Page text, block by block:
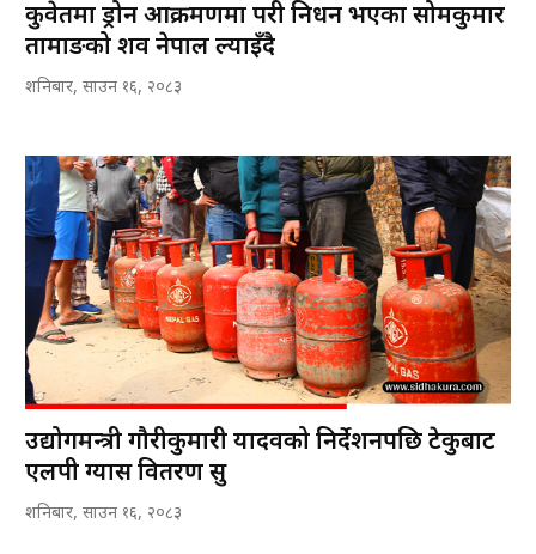
कुवेतमा ड्रोन आक्रमणमा परी निधन भएका सोमकुमार
तामाङको शव नेपाल ल्याइँदै
शनिबार, साउन १६, २०८३
उद्योगमन्त्री गौरीकुमारी यादवको निर्देशनपछि टेकुबाट
एलपी ग्यास वितरण सुरु
शनिबार, साउन १६, २०८३